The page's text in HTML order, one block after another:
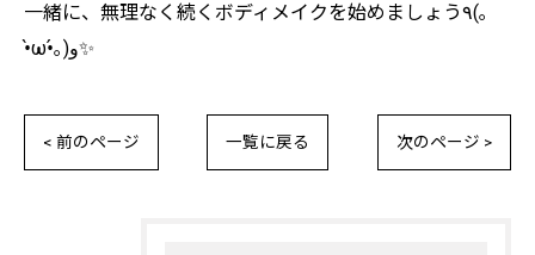
一緒に、無理なく続くボディメイクを始めましょう٩(｡
•̀ω•́｡)و✨
< 前のページ 一覧に戻る 次のページ >